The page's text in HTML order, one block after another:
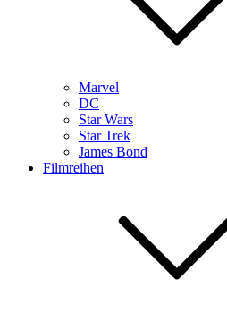
Marvel
DC
Star Wars
Star Trek
James Bond
Filmreihen